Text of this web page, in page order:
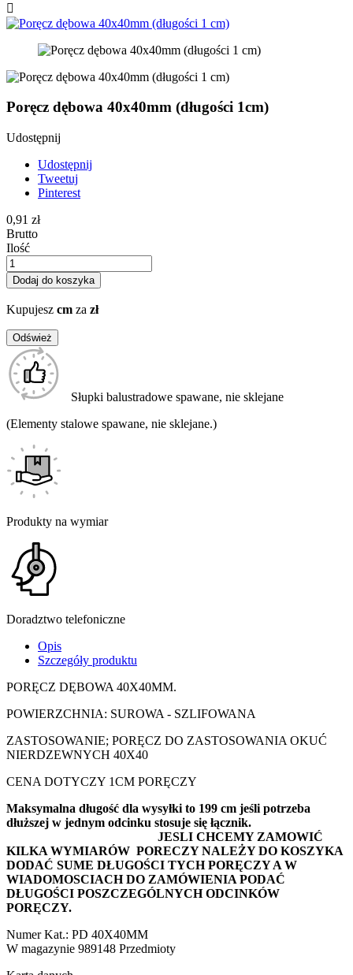

Poręcz dębowa 40x40mm (długości 1cm)
Udostępnij
Udostępnij
Tweetuj
Pinterest
0,91 zł
Brutto
Ilość
Dodaj do koszyka
Kupujesz cm za zł
Słupki balustradowe spawane, nie sklejane
(Elementy stalowe spawane, nie sklejane.)
Produkty na wymiar
Doradztwo telefoniczne
Opis
Szczegóły produktu
PORĘCZ DĘBOWA 40X40MM.
POWIERZCHNIA: SUROWA - SZLIFOWANA
ZASTOSOWANIE; PORĘCZ DO ZASTOSOWANIA OKUĆ
NIERDZEWNYCH 40X40
CENA DOTYCZY 1CM PORĘCZY
Maksymalna długość dla wysyłki to 199 cm jeśli potrzeba
dłuższej w jednym odcinku stosuje się łącznik.
JESLI CHCEMY ZAMOWIĆ
KILKA WYMIARÓW PORECZY NALEŻY DO KOSZYKA
DODAĆ SUME DŁUGOŚCI TYCH PORĘCZY A W
WIADOMOSCIACH DO ZAMÓWIENIA PODAĆ
DŁUGOŚCI POSZCZEGÓLNYCH ODCINKÓW
PORĘCZY.
Numer Kat.: PD 40X40MM
W magazynie 989148 Przedmioty